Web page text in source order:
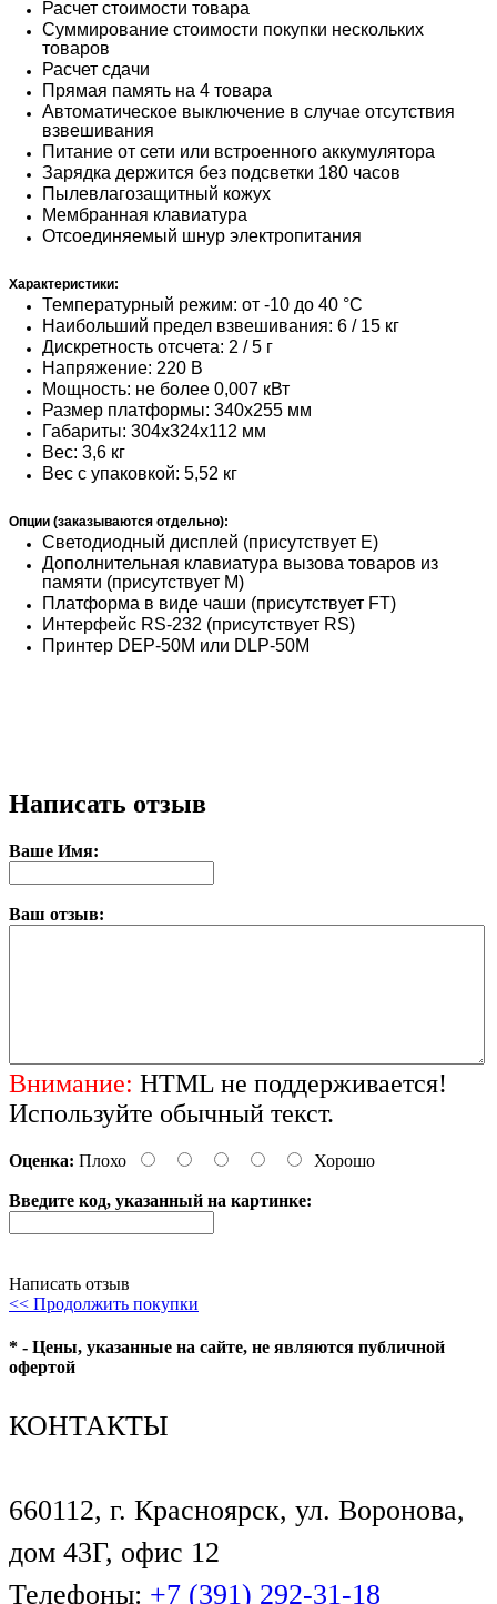
Расчет стоимости товара
Суммирование стоимости покупки нескольких
товаров
Расчет сдачи
Прямая память на 4 товара
Автоматическое выключение в случае отсутствия
взвешивания
Питание от сети или встроенного аккумулятора
Зарядка держится без подсветки 180 часов
Пылевлагозащитный кожух
Мембранная клавиатура
Отсоединяемый шнур электропитания
Характеристики:
Температурный режим: от -10 до 40 °С
Наибольший предел взвешивания: 6 / 15 кг
Дискретность отсчета: 2 / 5 г
Напряжение: 220 В
Мощность: не более 0,007 кВт
Размер платформы: 340х255 мм
Габариты: 304x324x112 мм
Вес: 3,6 кг
Вес с упаковкой: 5,52 кг
Опции (заказываются отдельно):
Светодиодный дисплей (присутствует Е)
Дополнительная клавиатура вызова товаров из
памяти (присутствует М)
Платформа в виде чаши​ (присутствует FT)
Интерфейс RS-232 (присутствует RS)
Принтер DEP-50M или DLP-50M
Написать отзыв
Ваше Имя:
Ваш отзыв:
Внимание: HTML не поддерживается!
Используйте обычный текст.
Оценка: Плохо Хорошо
Введите код, указанный на картинке:
Написать отзыв
<< Продолжить покупки
* - Цены, указанные на сайте, не являются публичной
офертой
КОНТАКТЫ
660112, г. Красноярск, ул. Воронова,
дом 43Г, офис 12
Телефоны: +7 (391) 292-31-18